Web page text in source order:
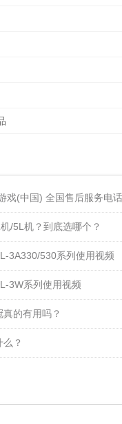
戏(中国) 全国售后服务电
/5L机？到底选哪个？
3A330/530系列使用视频
3W系列使用视频
的有用吗？
？